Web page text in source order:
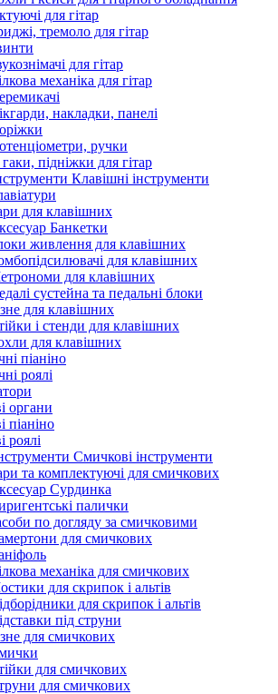
для гітар
тремоло для гітар
для гітар
механіка для гітар
накладки, панелі
ручки
підніжки для гітар
Клавішні інструменти
для клавішних
Банкетки
живлення для клавішних
для клавішних
для клавішних
сустейна та педальні блоки
для клавішних
і стенди для клавішних
для клавішних
піаніно
роялі
органи
піаніно
роялі
Смичкові інструменти
та комплектуючі для смичкових
Сурдинка
палички
по догляду за смичковими
для смичкових
механіка для смичкових
для скрипок і альтів
для скрипок і альтів
під струни
для смичкових
для смичкових
для смичкових